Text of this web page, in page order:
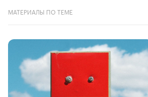
МАТЕРИАЛЫ ПО ТЕМЕ